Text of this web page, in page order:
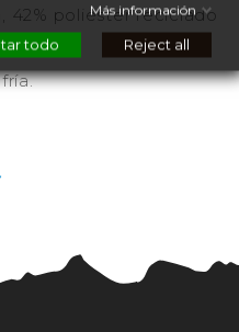
42% poliéster reciclado
Más información
todo Reject all